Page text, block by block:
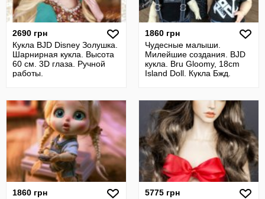
2690 грн
Кукла BJD Disney Золушка.
Шарнирная кукла. Высота
60 см. 3D глаза. Ручной
работы.
1860 грн
Чудесные малыши.
Милейшие создания. BJD
кукла. Bru Gloomy, 18cm
Island Doll. Кукла Бжд.
1860 грн
5775 грн